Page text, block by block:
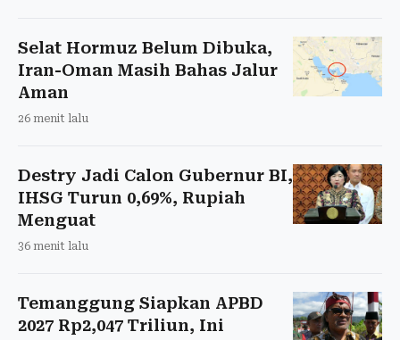
Selat Hormuz Belum Dibuka,
Iran-Oman Masih Bahas Jalur
Aman
26 menit lalu
Destry Jadi Calon Gubernur BI,
IHSG Turun 0,69%, Rupiah
Menguat
36 menit lalu
Temanggung Siapkan APBD
2027 Rp2,047 Triliun, Ini